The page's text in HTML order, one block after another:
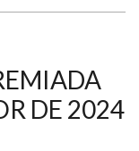
DE 2024